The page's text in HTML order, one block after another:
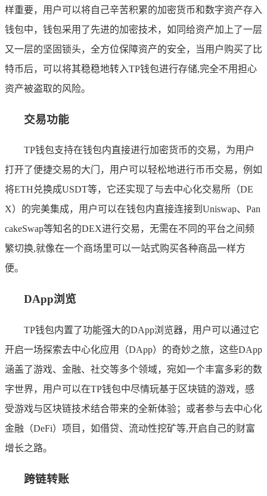
样重要，用户可以将自己辛苦积累的加密货币和数字资产存入
钱包中，钱包采用了先进的加密技术，如同给资产加上了一层
又一层的坚固锁头，全方位保障资产的安全，当用户购买了比
特币后，可以将其稳稳地转入TP钱包进行存储,完全不用担心
资产被盗取的风险。
交易功能
TP钱包支持在钱包内直接进行加密货币的交易，为用户
打开了便捷交易的大门，用户可以轻松地进行币币交易，例如
将ETH兑换成USDT等，它还实现了与去中心化交易所（DE
X）的完美集成，用户可以在钱包内直接连接到Uniswap、Pan
cakeSwap等知名的DEX进行交易，无需在不同的平台之间频
繁切换,就像在一个商场里可以一站式购买各种商品一样方
便。
DApp浏览
TP钱包内置了功能强大的DApp浏览器，用户可以通过它
开启一场探索去中心化应用（DApp）的奇妙之旅，这些DApp
涵盖了游戏、金融、社交等多个领域，宛如一个丰富多彩的数
字世界，用户可以在TP钱包中尽情玩基于区块链的游戏，感
受游戏与区块链技术结合带来的全新体验；或者参与去中心化
金融（DeFi）项目，如借贷、流动性挖矿等,开启自己的财富
增长之路。
跨链转账